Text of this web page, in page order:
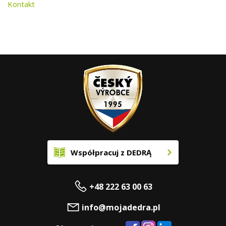
Kontakt
Współpracuj z DEDRĄ
+48 222 63 00 63
info@mojadedra.pl